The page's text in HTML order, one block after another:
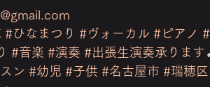
#ひなまつり #ヴォーカル #ピアノ
#音楽 #演奏 #出張生演奏承ります
ン #幼児 #子供 #名古屋市 #瑞穂区